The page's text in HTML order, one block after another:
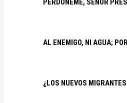
PERDÓNEME, SEÑOR
AL ENEMIGO, NI AGUA;
¿LOS NUEVOS